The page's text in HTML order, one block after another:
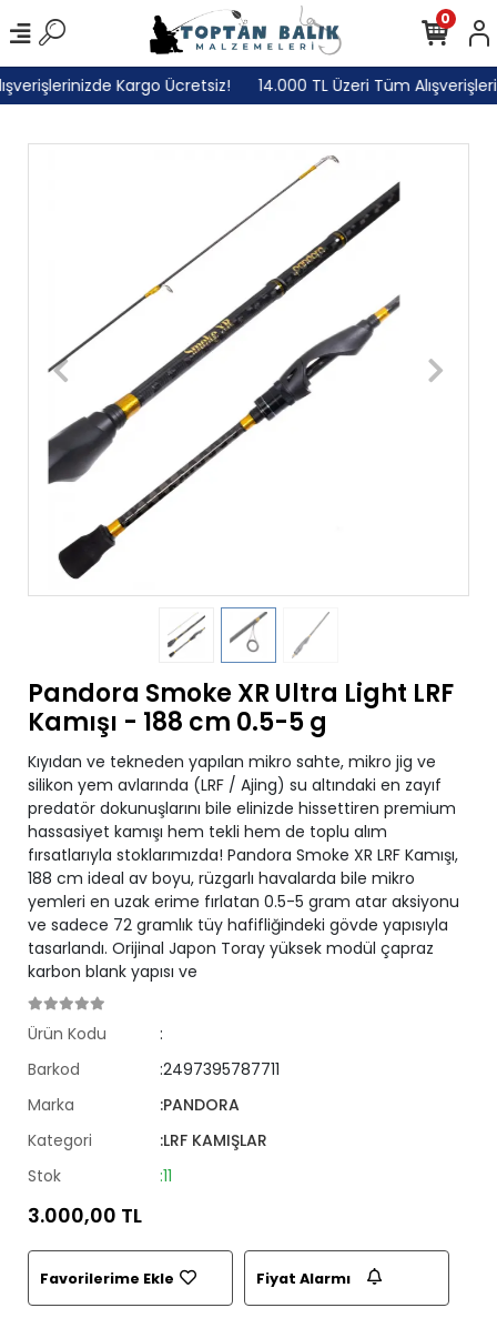
Kargo Ücretsiz! 14.000 TL Üzeri Tüm
0
Pandora Smoke XR Ultra Light LRF
Kamışı - 188 cm 0.5-5 g
Kıyıdan ve tekneden yapılan mikro sahte, mikro jig ve
silikon yem avlarında (LRF / Ajing) su altındaki en zayıf
predatör dokunuşlarını bile elinizde hissettiren premium
hassasiyet kamışı hem tekli hem de toplu alım
fırsatlarıyla stoklarımızda! Pandora Smoke XR LRF Kamışı,
188 cm ideal av boyu, rüzgarlı havalarda bile mikro
yemleri en uzak erime fırlatan 0.5-5 gram atar aksiyonu
ve sadece 72 gramlık tüy hafifliğindeki gövde yapısıyla
tasarlandı. Orijinal Japon Toray yüksek modül çapraz
karbon blank yapısı ve
Ürün Kodu
:
Barkod
:2497395787711
Marka
:PANDORA
Kategori
:LRF KAMIŞLAR
Stok
:11
3.000,00 TL
Favorilerime Ekle Fiyat Alarmı